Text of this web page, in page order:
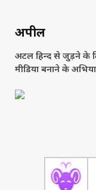
अपील
अटल हिन्द से जुड़ने के
मीडिया बनाने के